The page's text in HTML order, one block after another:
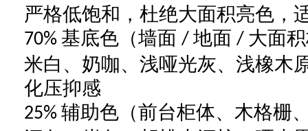
严格低饱和，杜绝大面积亮色，
70% 基底色（墙面 / 地面 / 大面
米白、奶咖、浅哑光灰、浅橡木
化压抑感
25% 辅助色（前台柜体、木格栅